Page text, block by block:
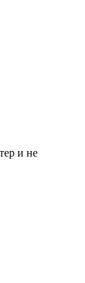
и не